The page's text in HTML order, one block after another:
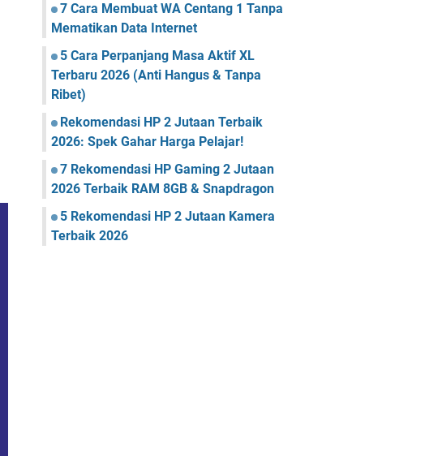
7 Cara Membuat WA Centang 1 Tanpa
Mematikan Data Internet
5 Cara Perpanjang Masa Aktif XL
Terbaru 2026 (Anti Hangus & Tanpa
Ribet)
Rekomendasi HP 2 Jutaan Terbaik
2026: Spek Gahar Harga Pelajar!
7 Rekomendasi HP Gaming 2 Jutaan
2026 Terbaik RAM 8GB & Snapdragon
5 Rekomendasi HP 2 Jutaan Kamera
Terbaik 2026